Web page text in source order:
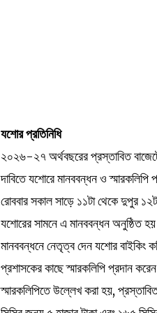
যশোর প্রতিনিধি
২০২৬-২৭ অর্থবছরের প্রস্তাবিত
দাবিতে যশোরে মানববন্ধন ও স্মারকলিপি
রোববার সকাল সাড়ে ১১টা থেকে দুপুর
যশোরের সামনে এ মানববন্ধন অনুষ্ঠিত
মানববন্ধনে নেতৃত্ব দেন যশোর বাইকিং
প্রশাসকের কাছে স্মারকলিপি প্রদান
স্মারকলিপিতে উল্লেখ করা হয়,